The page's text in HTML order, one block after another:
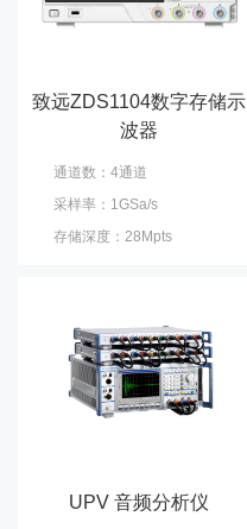
致远ZDS1104数字存储示
波器
通道数：4通道
采样率：1GSa/s
存储深度：28Mpts
UPV 音频分析仪